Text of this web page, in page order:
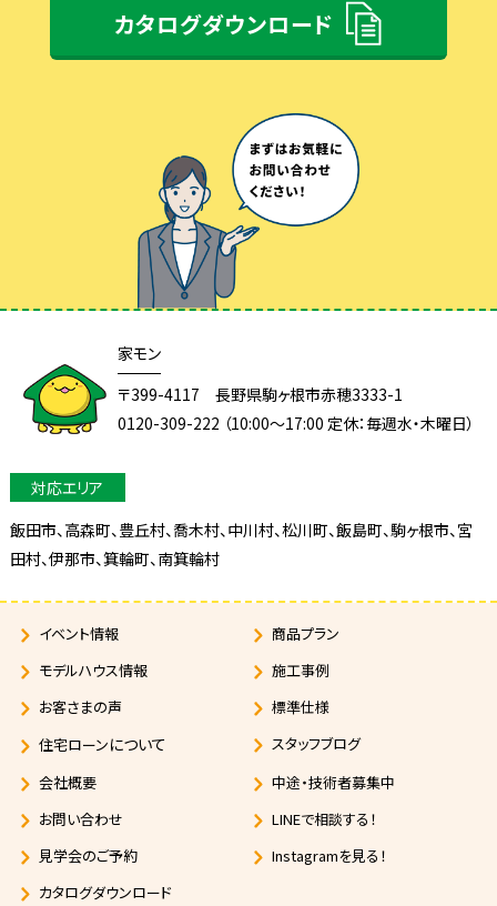
カタログダウンロード
家モン
〒399-4117 長野県駒ヶ根市赤穂3333-1
0120-309-222 （10:00～17:00 定休：毎週水・木曜日）
飯田市、高森町、豊丘村、喬木村、中川村、松川町、飯島町、駒ヶ根市、宮
田村、伊那市、箕輪町、南箕輪村
イベント情報
モデルハウス情報
お客さまの声
住宅ローンについて
商品プラン
施工事例
標準仕様
スタッフブログ
会社概要
お問い合わせ
見学会のご予約
カタログダウンロード
中途・技術者募集中
LINEで相談する！
Instagramを見る！